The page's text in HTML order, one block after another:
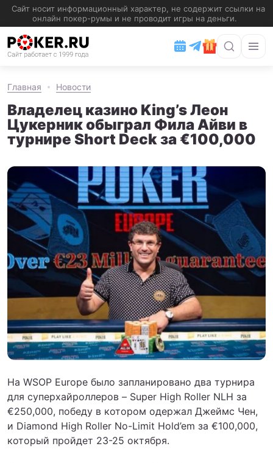
Главная Новости
Владелец казино King’s Леон
Цукерник обыграл Фила Айви в
турнире Short Deck за €100,000
На WSOP Europe было запланировано два турнира
для суперхайроллеров – Super High Roller NLH за
€250,000, победу в котором одержал Джеймс Чен,
и Diamond High Roller No-Limit Hold’em за €100,000,
который пройдет 23-25 октября.